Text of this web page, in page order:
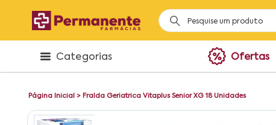
Categorias Ofertas
Página Inicial > Fralda Geriatrica Vitaplus Senior XG 18 Unidades